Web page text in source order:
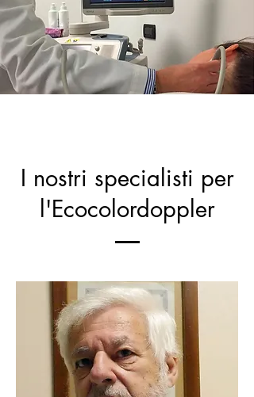
I nostri specialisti per
l'Ecocolordoppler